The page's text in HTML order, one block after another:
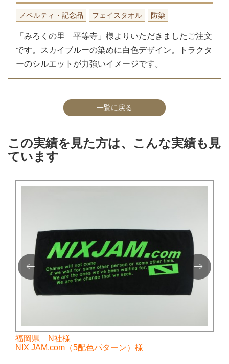
ノベルティ・記念品 フェイスタオル 防染
「みろくの里 平等寺」様よりいただきましたご注文
です。スカイブルーの染めに白色デザイン。トラクタ
ーのシルエットが力強いイメージです。
一覧に戻る
この実績を見た方は、こんな実績も見
ています
福岡県 N社様
NIX JAM.com（5配色パターン）様